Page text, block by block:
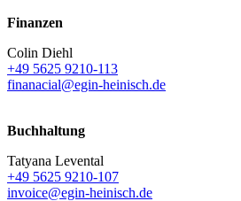
Finanzen
Colin Diehl
+49 5625 9210-113
finanacial@egin-heinisch.de
Buchhaltung
Tatyana Levental
+49 5625 9210-107
invoice@egin-heinisch.de